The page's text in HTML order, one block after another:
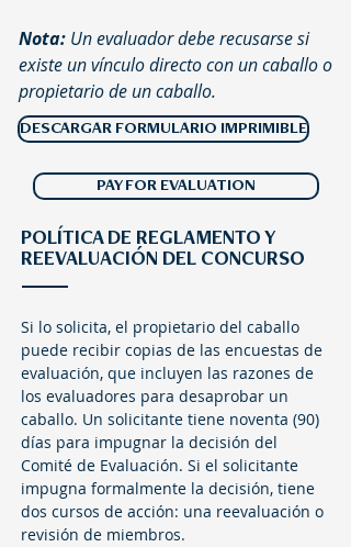
Nota: Un evaluador debe recusarse si
existe un vínculo directo con un caballo o
propietario de un caballo.
DESCARGAR FORMULARIO IMPRIMIBLE
PAY FOR EVALUATION
POLÍTICA DE REGLAMENTO Y
REEVALUACIÓN DEL CONCURSO
Si lo solicita, el propietario del caballo
puede recibir copias de las encuestas de
evaluación, que incluyen las razones de
los evaluadores para desaprobar un
caballo. Un solicitante tiene noventa (90)
días para impugnar la decisión del
Comité de Evaluación. Si el solicitante
impugna formalmente la decisión, tiene
dos cursos de acción: una reevaluación o
revisión de miembros.